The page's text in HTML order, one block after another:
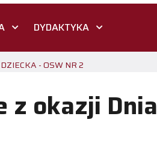
DYDAKTYKA
- OSW NR 2
z okazji Dnia